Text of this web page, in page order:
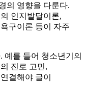
의 영향을 다룬다.
인지발달이론,
구이론 등이 자주
예를 들어 청소년기의
진로 고민,
결해야 글이